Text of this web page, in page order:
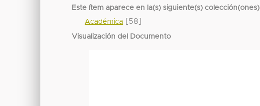
Este ítem aparece en la(s) siguiente(s) colección(ones)
Académica [58]
Visualización del Documento